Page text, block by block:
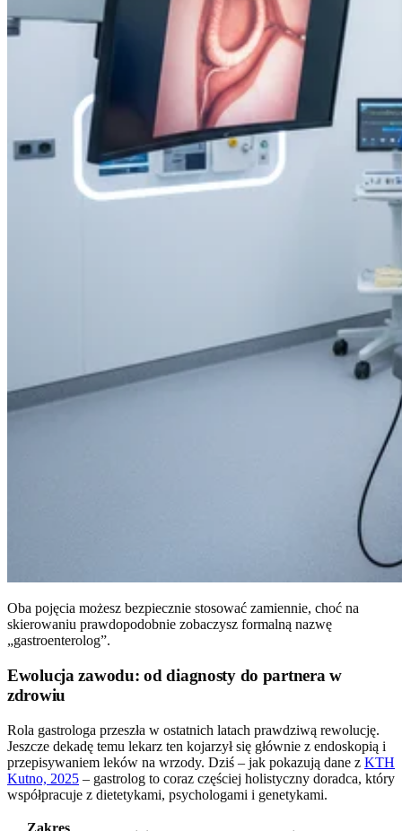
Oba pojęcia możesz bezpiecznie stosować zamiennie, choć na
skierowaniu prawdopodobnie zobaczysz formalną nazwę
„gastroenterolog”.
Ewolucja zawodu: od diagnosty do partnera w
zdrowiu
Rola gastrologa przeszła w ostatnich latach prawdziwą rewolucję.
Jeszcze dekadę temu lekarz ten kojarzył się głównie z endoskopią i
przepisywaniem leków na wrzody. Dziś – jak pokazują dane z KTH
Kutno, 2025 – gastrolog to coraz częściej holistyczny doradca, który
współpracuje z dietetykami, psychologami i genetykami.
Zakres